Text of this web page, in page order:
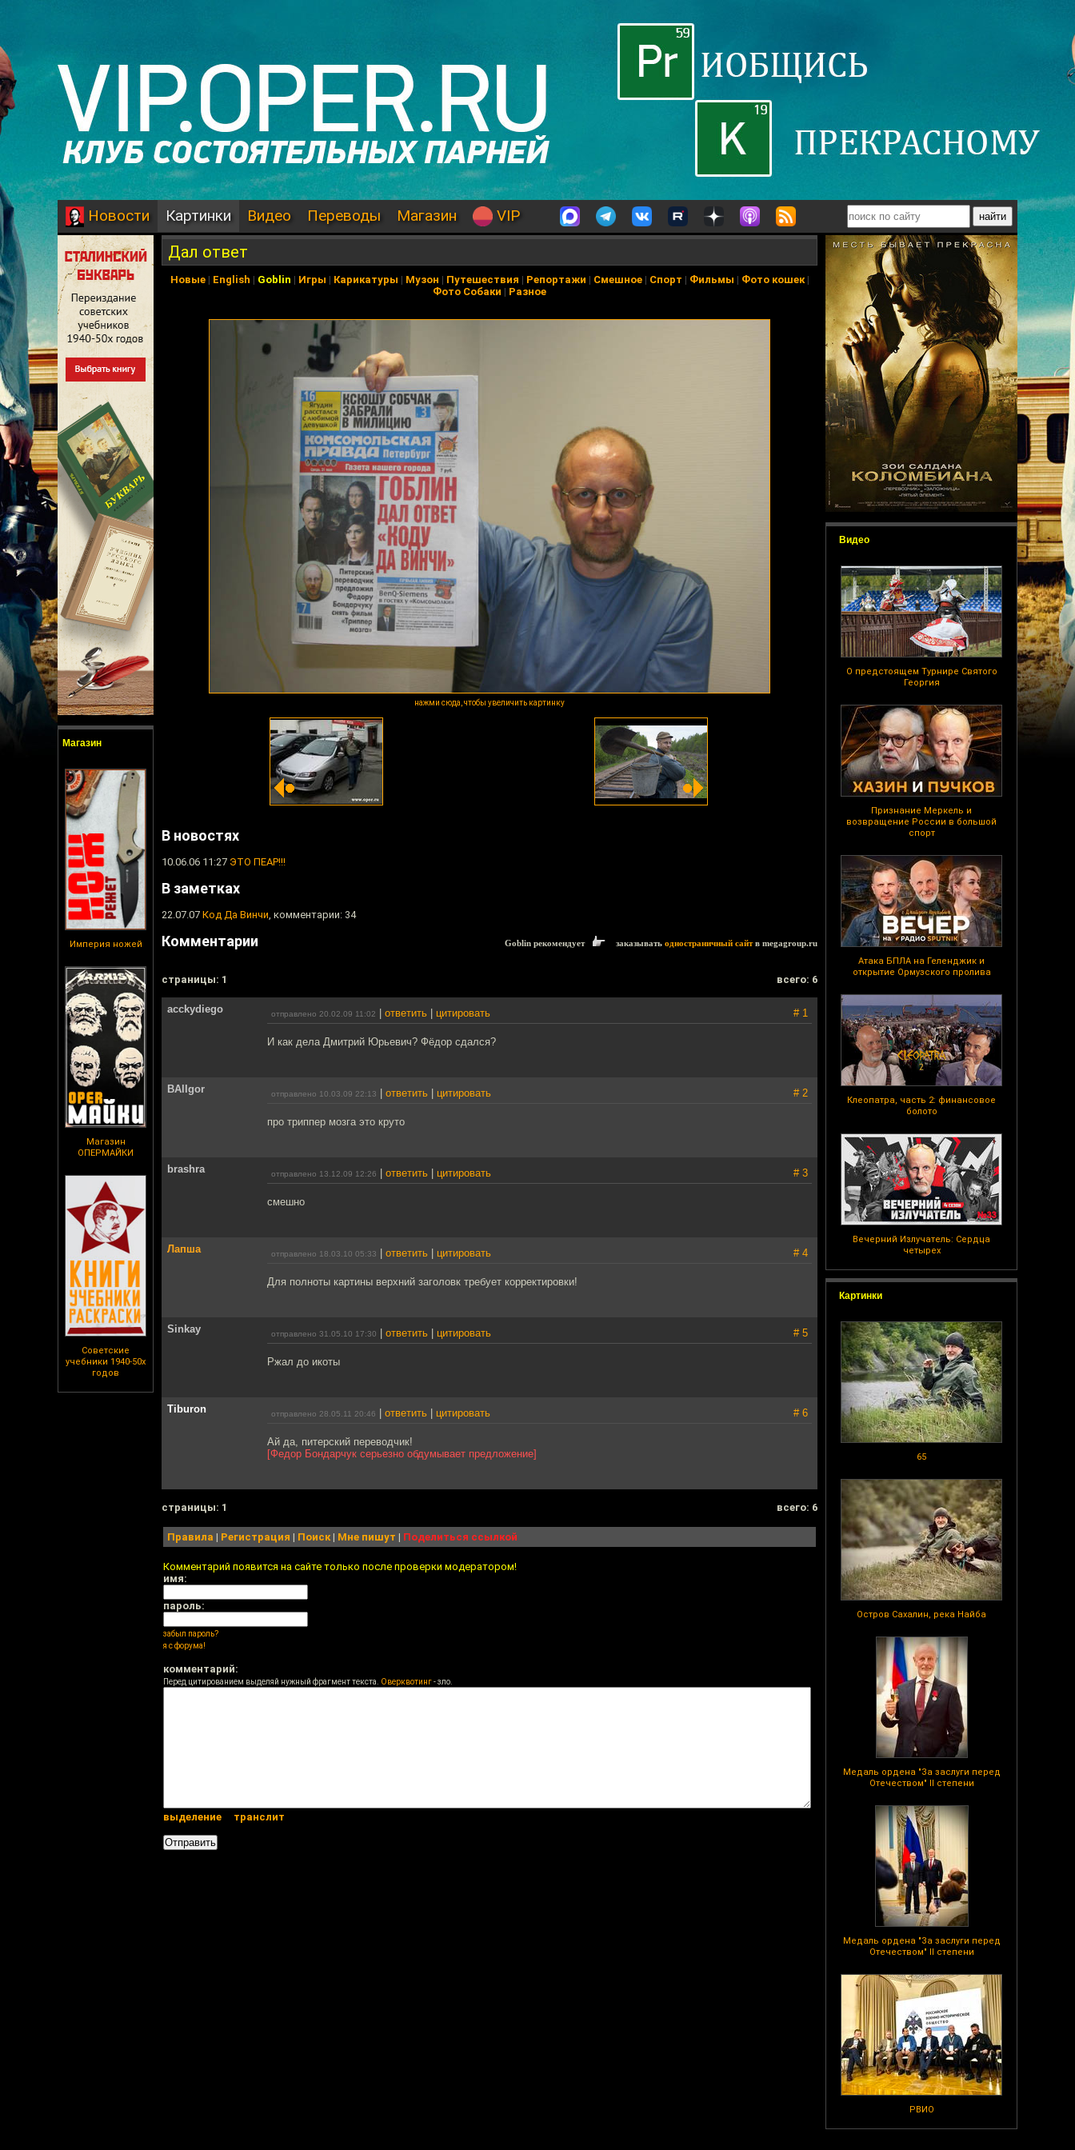
Новости Картинки Видео Переводы Магазин VIP
Магазин
Империя ножей
Магазин
ОПЕРМАЙКИ
Советские
учебники 1940-50х
годов
Видео
О предстоящем Турнире Святого
Георгия
Признание Меркель и
возвращение России в большой
спорт
Атака БПЛА на Геленджик и
открытие Ормузского пролива
Клеопатра, часть 2: финансовое
болото
Вечерний Излучатель: Сердца
четырех
Картинки
65
Остров Сахалин, река Найба
Медаль ордена "За заслуги перед
Отечеством" II степени
Медаль ордена "За заслуги перед
Отечеством" II степени
РВИО
Дал ответ
Новые| English | Goblin | Игры | Карикатуры | Музон | Путешествия | Репортажи | Смешное| Спорт | Фильмы | Фото кошек|
Фото Собаки | Разное
нажми сюда, чтобы увеличить картинку
В новостях
10.06.06 11:27 ЭТО ПЕАР!!!
В заметках
22.07.07 Код Да Винчи, комментарии: 34
Комментарии Goblin рекомендует заказывать одностраничный сайтв megagroup.ru
cтраницы: 1 всего: 6
acckydiego отправлено 20.02.09 11:02 ответить цитировать # 1
И как дела Дмитрий Юрьевич? Фёдор сдался?
BAlIgor отправлено 10.03.09 22:13 ответить цитировать # 2
про триппер мозга это круто
brashra отправлено 13.12.09 12:26 ответить цитировать # 3
смешно
Лапша отправлено 18.03.10 05:33 ответить цитировать # 4
Для полноты картины верхний заголовк требует корректировки!
Sinkay отправлено 31.05.10 17:30 ответить цитировать # 5
Ржал до икоты
Tiburon отправлено 28.05.11 20:46 ответить цитировать # 6
Ай да, питерский переводчик!
[Федор Бондарчук серьезно обдумывает предложение]
cтраницы: 1 всего: 6
Правила | Регистрация | Поиск| Мне пишут | Поделиться ссылкой
Комментарий появится на сайте только после проверки модератором!
имя:
пароль:
забыл пароль?
я с форума!
комментарий:
Перед цитированием выделяй нужный фрагмент текста. Оверквотинг- зло.
выделение транслит